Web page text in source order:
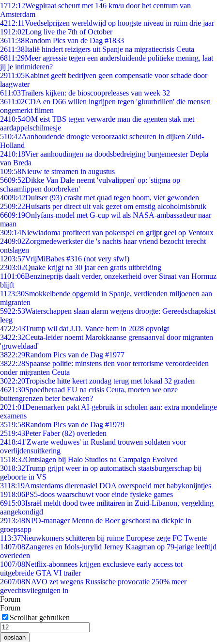
1712:12Wegpiraat scheurt met 146 km/u door het centrum van
Amsterdam
4212:11Voedselprijzen wereldwijd op hoogste niveau in ruim drie jaar
1912:02Long live the 7th of October
3611:38Random Pics van de Dag #1833
2611:38Italië hindert reizigers uit Spanje na migratiecrisis Ceuta
6811:29Meer agressie tegen een andersluidende politieke mening, laat
jij je intimideren?
2911:05Kabinet geeft bedrijven geen compensatie voor schade door
laagwater
611:03Trailers kijken: de bioscoopreleases van week 32
3611:02CDA en D66 willen ingrijpen tegen 'gluurbrillen' die mensen
ongemerkt filmen
2410:54OM eist TBS tegen verwarde man die agenten stak met
aardappelschilmesje
510:42Aanhoudende droogte veroorzaakt scheuren in dijken Zuid-
Holland
2410:18Vier aanhoudingen na doodsbedreiging burgemeester Depla
van Breda
109:58Nieuw te streamen in augustus
5609:52Dikke Van Dale neemt 'vulvalippen' op: 'stigma op
schaamlippen doorbreken'
4009:42Duitser (93) crasht met quad tegen boom, vier gewonden
2509:22Huisarts per direct uit vak gezet om ernstig alcoholmisbruik
6609:19Onlyfans-model met G-cup wil als NASA-ambassadeur naar
maan
309:14Niewiadoma profiteert van pokerspel en grijpt geel op Ventoux
2409:02Zorgmedewerkster die 's nachts haar vriend bezocht terecht
ontslagen
1203:57VrijMiBabes #316 (not very sfw!)
2303:02Quake krijgt na 30 jaar een gratis uitbreiding
1101:06Benzineprijs daalt verder, onzekerheid over Straat van Hormuz
blijft
11 23:30Smokkelbende opgerold in Spanje, verdienden miljoenen aan
migranten
5922:53Waterschappen slaan alarm wegens droogte: Gereedschapskist
leeg
4722:43Trump wil dat J.D. Vance hem in 2028 opvolgt
3422:32Ceuta-leider noemt Marokkaanse grensaanval door migranten
'gruweldaad'
3822:29Random Pics van de Dag #1977
3822:28Spaanse politie: minstens tien voor terrorisme veroordeelden
onder migranten Ceuta
3022:20Tropische hitte keert zondag terug met lokaal 32 graden
4621:30Spoedberaad EU na crisis Ceuta, moeten we onze
buitengrenzen beter bewaken?
2021:01Denemarken pakt AI-gebruik in scholen aan: extra mondelinge
examens
3519:58Random Pics van de Dag #1979
2519:43Peter Faber (82) overleden
2418:41'Zwarte weduwes' in Rusland trouwen soldaten voor
overlijdensuitkering
1518:32Ontslagen bij Halo Studios na Campaign Evolved
3018:32Trump grijpt weer in op automatisch staatsburgerschap bij
geboorte in VS
3118:19Amsterdams dierenasiel DOA overspoeld met babykonijntjes
1918:06PS5-doos waarschuwt voor einde fysieke games
6915:03Israël meldt dood twee militairen in Zuid-Libanon, vergelding
aangekondigd
2913:48NPO-manager Menno de Boer geschorst na dickpic in
groepsapp
113:37Nieuwkomers schitteren bij ruime Europese zege FC Twente
1407/08Zangeres en Idols-jurylid Jerney Kaagman op 79-jarige leeftijd
overleden
1007/08Netflix-abonnees krijgen exclusieve early access tot
uitgebreide GTA VI trailer
2607/08NAVO zet wegens Russische provocatie 250% meer
gevechtsvliegtuigen in
Forum
Forum
Scrollbar gebruiken
opslaan